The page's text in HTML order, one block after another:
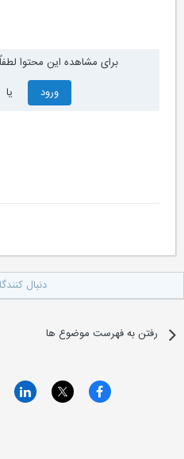
برای مشاهده این محتوا لطفاً
ورود
دنبال کنندگان
رفتن به فهرست موضوع ها